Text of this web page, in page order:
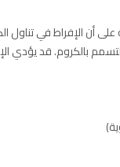
أن الإفراط في تناول
بالكروم. قد يؤدي